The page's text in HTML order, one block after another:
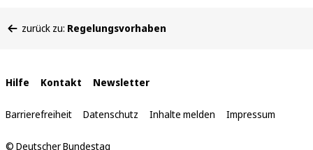
befinden
zurück zu: Regelungsvorhaben
Interne
Links
Hilfe Kontakt Newsletter
Barrierefreiheit Datenschutz Inhalte melden Impressum
© Deutscher Bundestag